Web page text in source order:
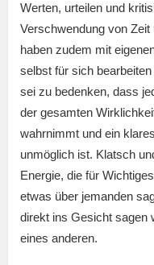
Werten, urteilen und
Verschwendung von
haben zudem mit
selbst für sich
sei zu bedenken, dass
der gesamten
wahrnimmt und ein
unmöglich ist. Klatsch
Energie, die für
etwas über jemanden
direkt ins Gesicht sagen
eines anderen.